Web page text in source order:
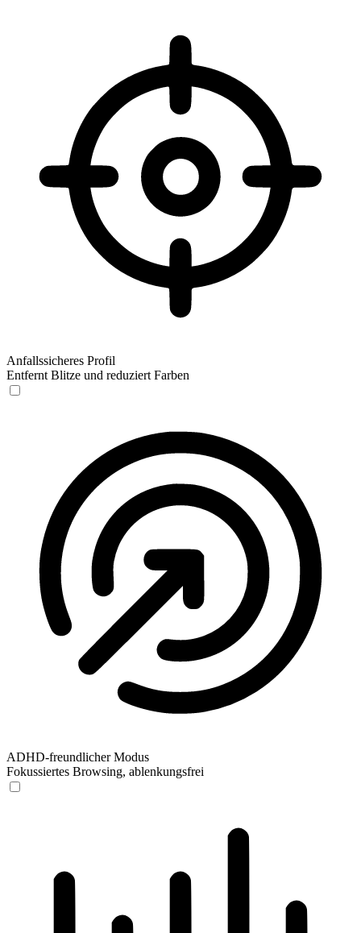
Anfallssicheres Profil
Entfernt Blitze und reduziert Farben
ADHD-freundlicher Modus
Fokussiertes Browsing, ablenkungsfrei